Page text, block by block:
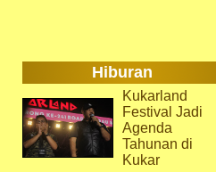
Hiburan
Kukarland
Festival Jadi
Agenda
Tahunan di
Kukar